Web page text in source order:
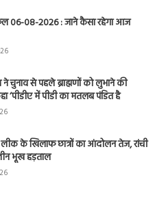
06-08-2026 : जाने कैसा रहेगा आज
चुनाव से पहले ब्राह्मणों को लुभाने की
‘पीडीए में पीडी का मतलब पंडित है
के खिलाफ छात्रों का आंदोलन तेज, रांची
भूख हड़ताल